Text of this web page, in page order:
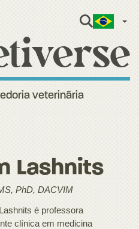
veterinária
Lashnits
PhD, DACVIM
é professora
clínica em medicina